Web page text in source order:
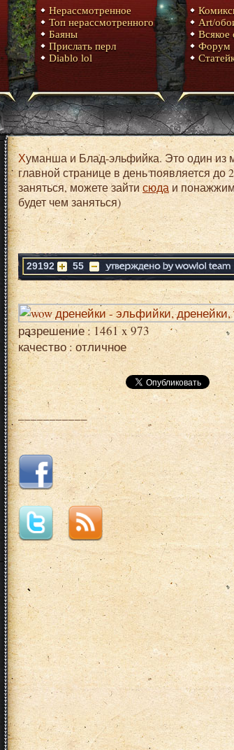
Нерассмотренное
Топ нерассмотренного
Баяны
Прислать перл
Diablo lol
Art/
Всякое
Форум
Хуманша и Блад-эльфийка. Это один из материалов сборника юмора World of warcraft. На
главной странице в день появляется
заняться, можете зайтисюда и
будет чем заняться)
29192 55
разрешение : 1461 x 973
качество : отличное
___________